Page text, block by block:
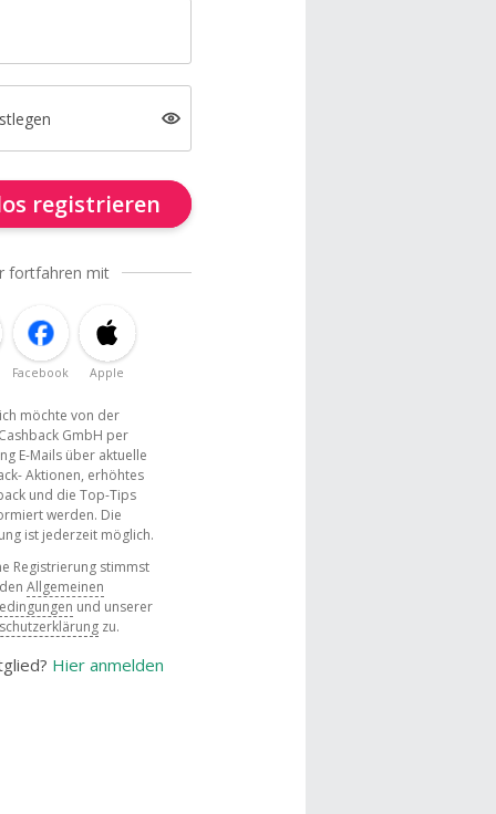
registrieren
fortfahren mit
Facebook Apple
ich möchte von der
GmbH per
E-Mails über aktuelle
Aktionen, erhöhtes
und die Top-Tips
werden. Die
ist jederzeit möglich.
Registrierung stimmst
Allgemeinen
und unserer
zu.
Hier anmelden